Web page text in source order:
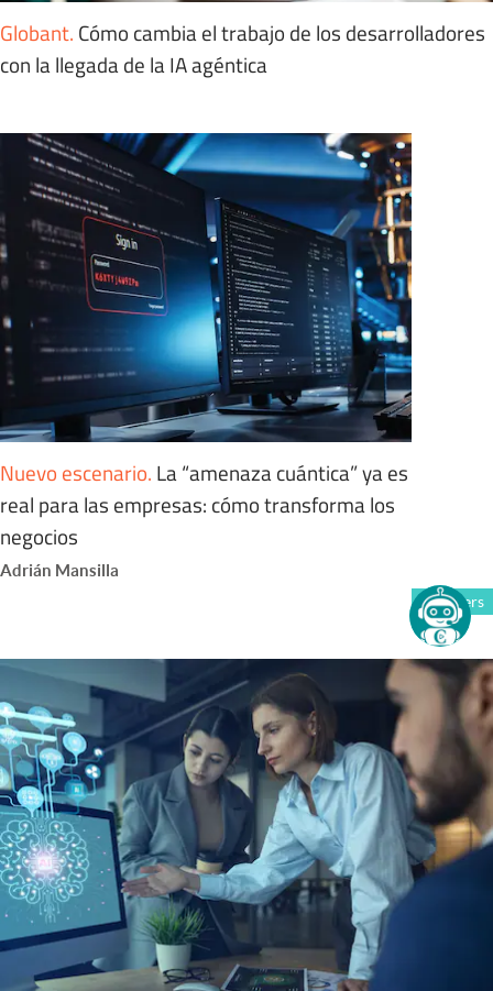
Globant. Cómo cambia el trabajo de los desarrolladores
con la llegada de la IA agéntica
Nuevo escenario. La “amenaza cuántica” ya es
real para las empresas: cómo transforma los
negocios
Adrián Mansilla
Members